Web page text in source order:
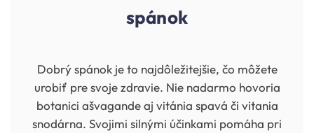
spánok
Dobrý spánok je to najdôležitejšie, čo môžete
urobiť pre svoje zdravie. Nie nadarmo hovoria
botanici ašvagande aj vitánia spavá či vitania
snodárna. Svojimi silnými účinkami pomáha pri